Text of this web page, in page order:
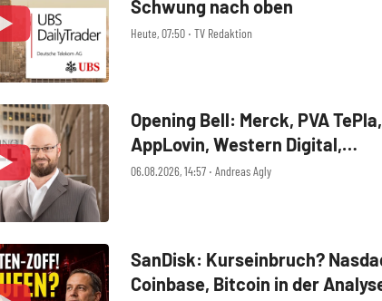
Heute, 07:50 ‧ TV Redaktion
Schwung nach oben
06.08.2026, 14:57 ‧ Andreas Agly
Opening Bell: Merck, PVA TePla,
AppLovin, Western Digital,
MercadoLibre, Albemarle
SanDisk: Kurseinbruch?
Coinbase, Bitcoin in der